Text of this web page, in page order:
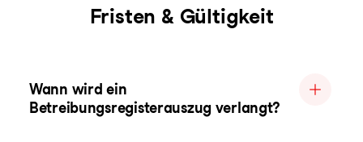
Fristen & Gültigkeit
Wann wird ein
Betreibungsregisterauszug verlangt?